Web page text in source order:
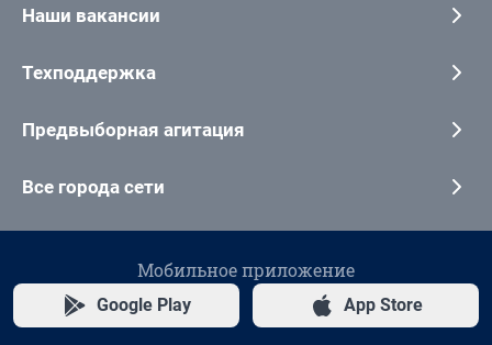
Наши вакансии
Техподдержка
Предвыборная агитация
Все города сети
Мобильное приложение
Google Play App Store